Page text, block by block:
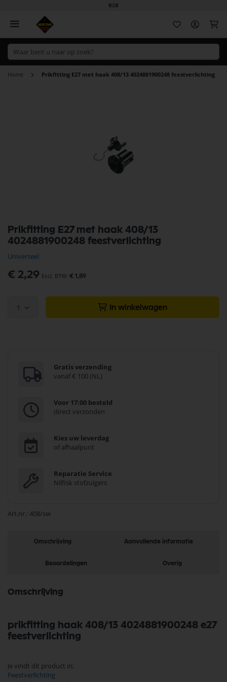
B2B
Home Prikfitting E27 met haak 408/13 4024881900248 feestverlichting
Prikfitting E27 met haak 408/13
4024881900248 feestverlichting
Universeel
€ 2,29 € 1,89
1 In winkelwagen
Gratis verzending
vanaf € 100 (NL)
Voor 17:00 besteld
direct verzonden
Kies uw leverdag
of afhaalpunt
Reparatie Service
Nilfisk stofzuigers
Art.nr. 408/sw
naar
het
van
de
afbeeldingen-
Omschrijving Aanvullende informatie
Beoordelingen Overig
Omschrijving
prikfitting haak 408/13 4024881900248 e27
feestverlichting
Je vindt dit product in;
Feestverlichting